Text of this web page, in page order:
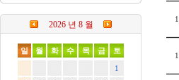
2026 년 8 월
일 월 화 수 목 금 토
1